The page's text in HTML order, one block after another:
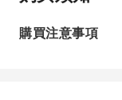
購買注意事項